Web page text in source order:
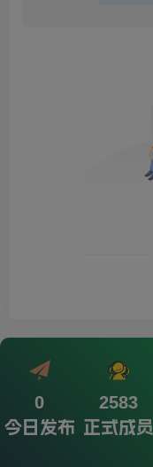
0
今日发布
2583
正式成员